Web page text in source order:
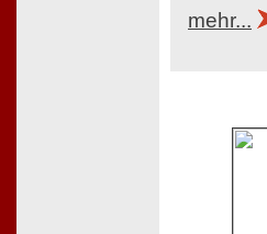
mehr...